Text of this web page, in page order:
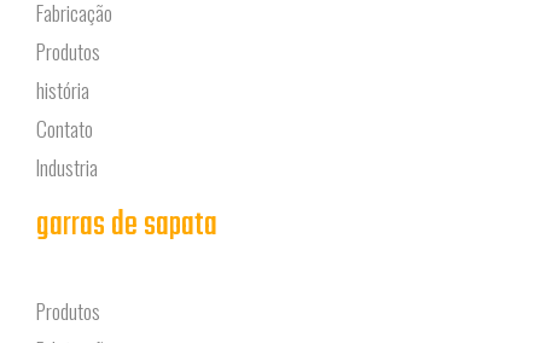
Fabricação
Produtos
história
Contato
Industria
garras de sapata
Produtos